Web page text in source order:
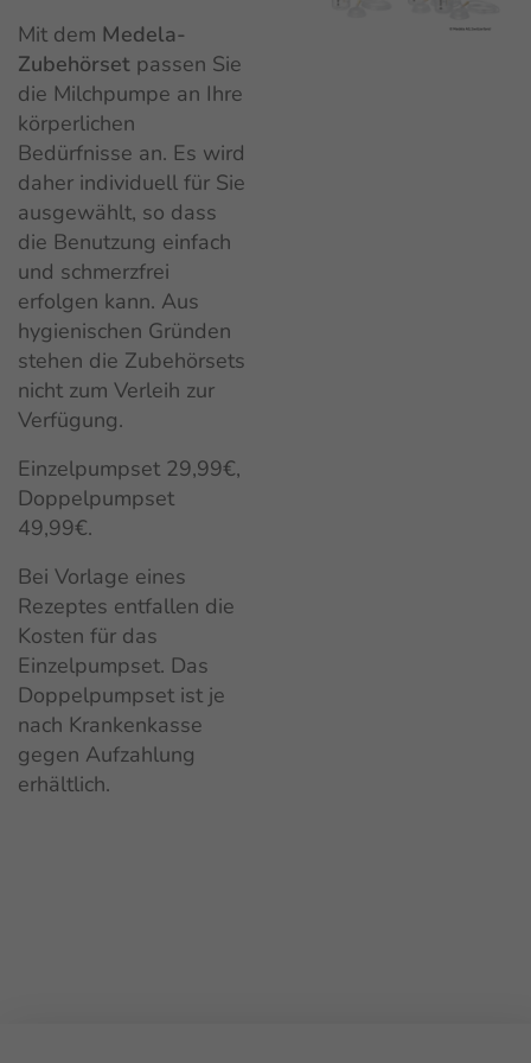
Mit dem Medela-
Zubehörset passen Sie
die Milchpumpe an Ihre
körperlichen
Bedürfnisse an. Es wird
daher individuell für Sie
ausgewählt, so dass
die Benutzung einfach
und schmerzfrei
erfolgen kann. Aus
hygienischen Gründen
stehen die Zubehörsets
nicht zum Verleih zur
Verfügung.
Einzelpumpset 29,99€,
Doppelpumpset
49,99€.
Bei Vorlage eines
Rezeptes entfallen die
Kosten für das
Einzelpumpset. Das
Doppelpumpset ist je
nach Krankenkasse
gegen Aufzahlung
erhältlich.